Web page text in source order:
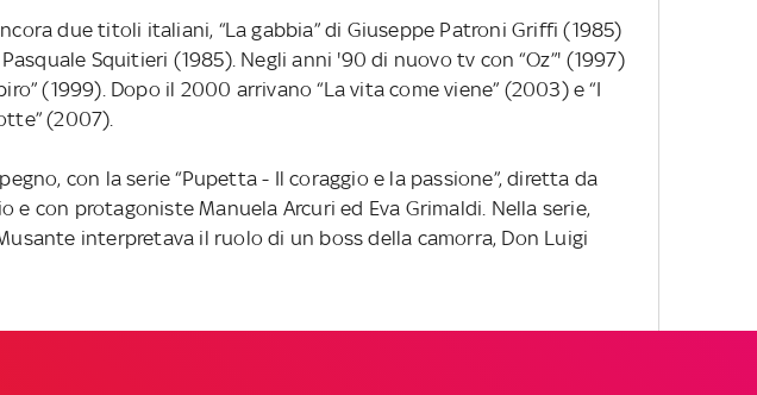
due titoli italiani, “La gabbia” di Giuseppe Patroni Griffi (1985)
Squitieri (1985). Negli anni '90 di nuovo tv con “Oz”' (1997)
(1999). Dopo il 2000 arrivano “La vita come viene” (2003) e “I
(2007).
con la serie “Pupetta - Il coraggio e la passione”, diretta da
e con protagoniste Manuela Arcuri ed Eva Grimaldi. Nella serie,
interpretava il ruolo di un boss della camorra, Don Luigi